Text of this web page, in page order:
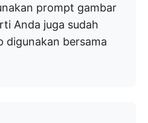
prompt gambar
Anda juga sudah
digunakan bersama